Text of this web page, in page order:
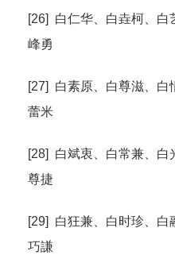
[26] 白仁华、白垚柯、白
峰勇
[27] 白素原、白尊滋、白
蕾米
[28] 白斌衷、白常兼、白
尊捷
[29] 白狂兼、白时珍、白
巧謙